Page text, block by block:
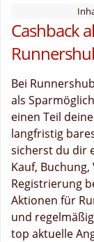
Cashback
Bei
als
einen Teil
langfristig
sicherst du dir
Kauf,
Registrierung
Aktionen für
und
top aktuelle